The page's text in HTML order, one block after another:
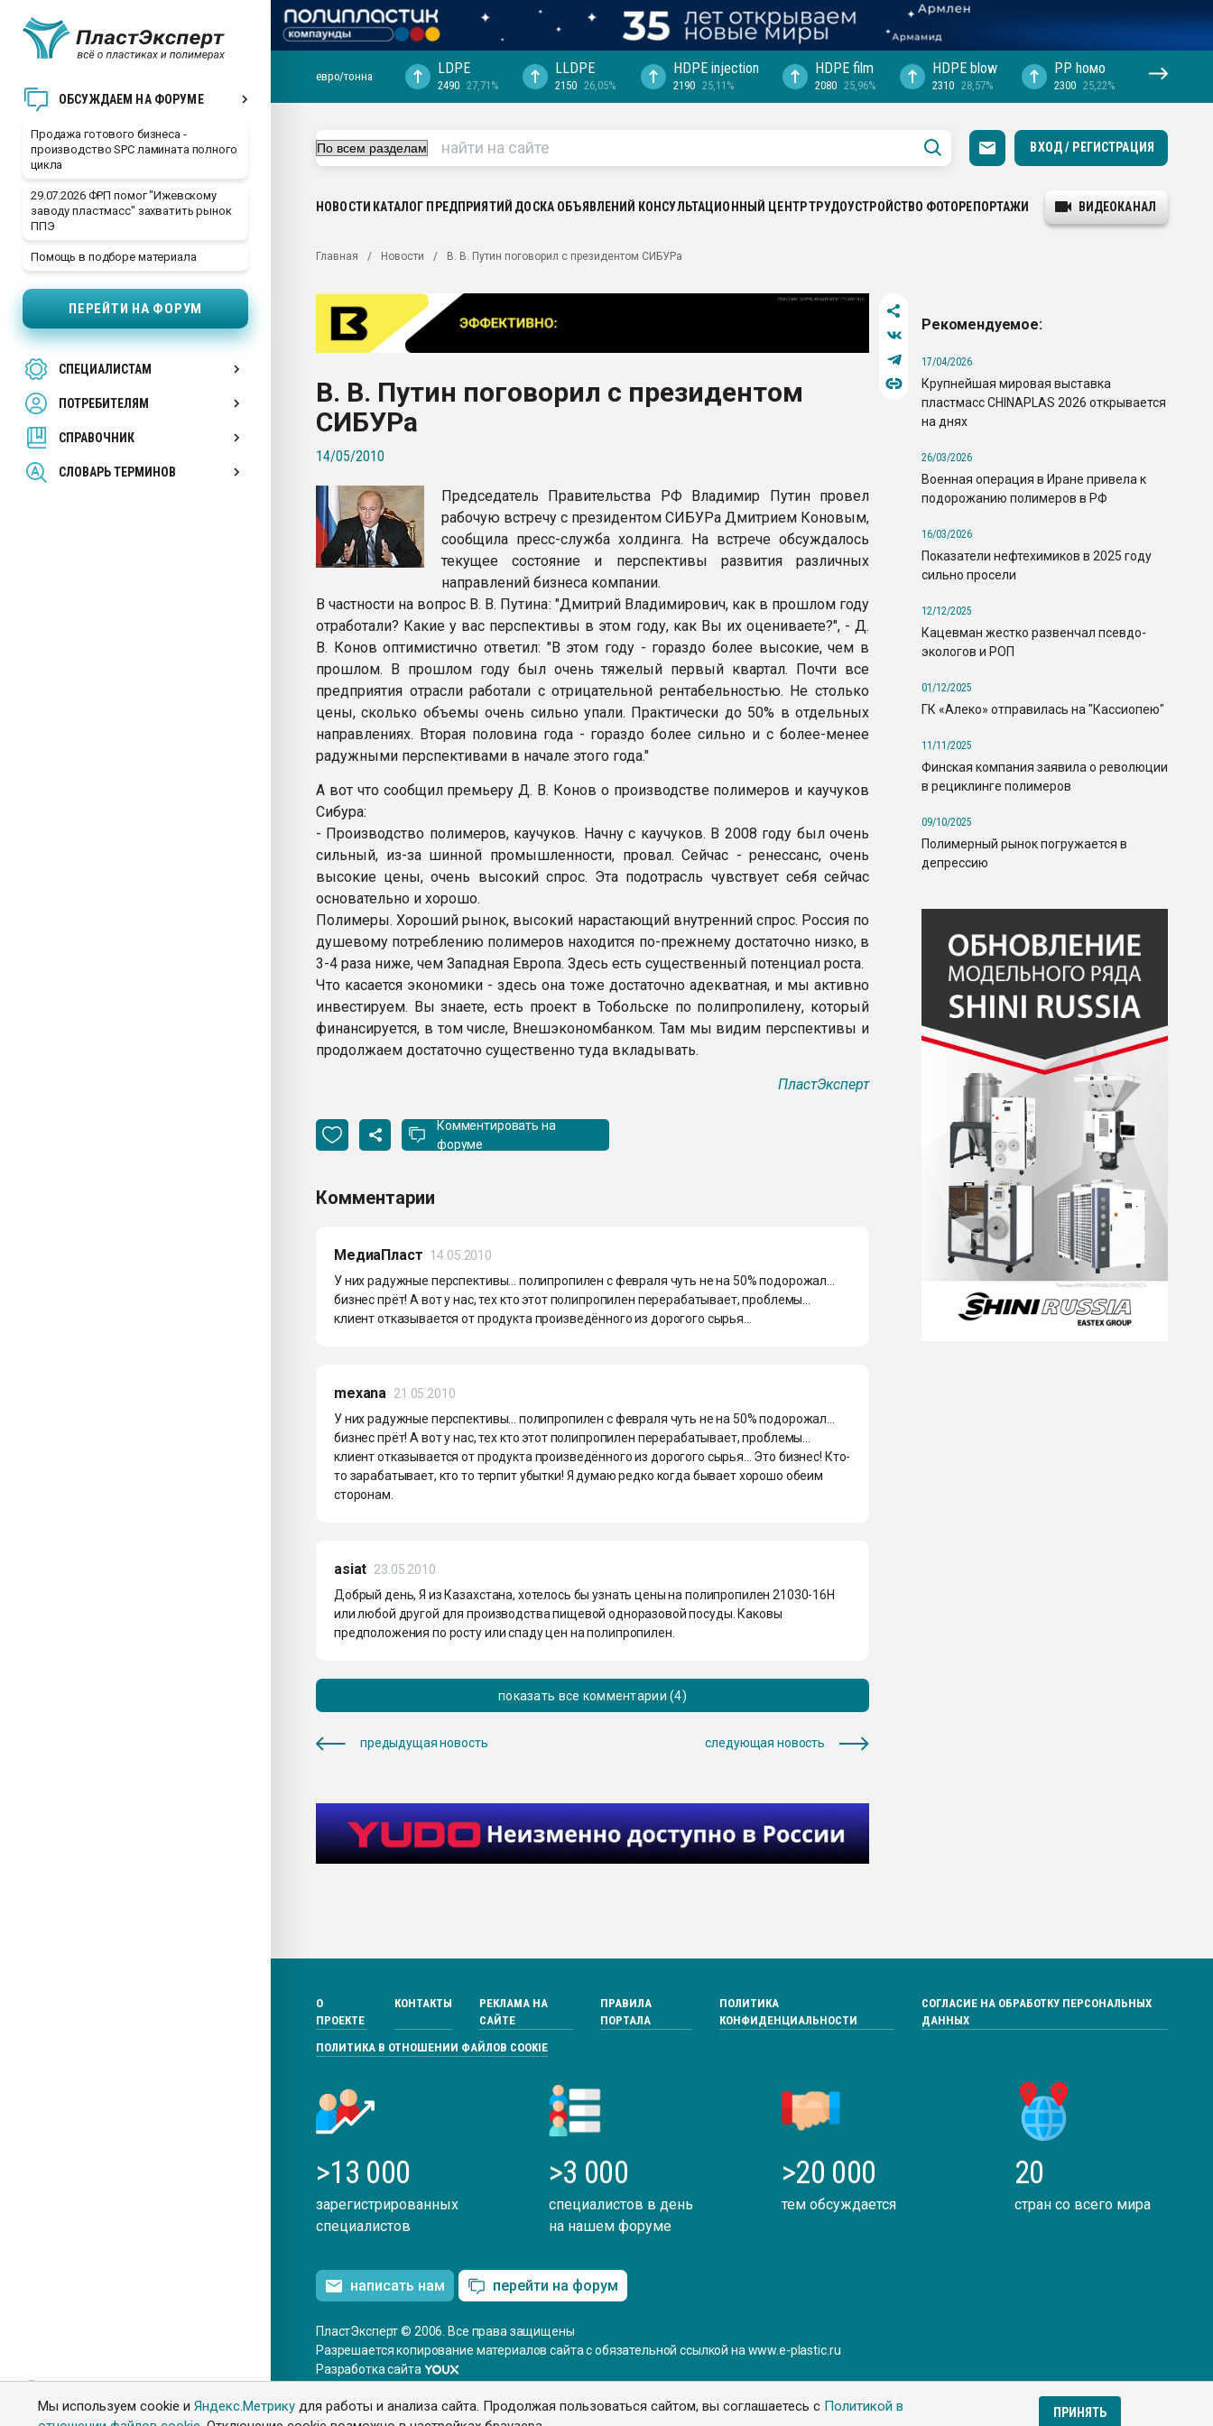
Мы используем cookie иЯндекс.Метрику для работы и анализа сайта. Продолжая пользоваться сайтом, вы соглашаетесь с Политикой в
ПРИНЯТЬ
ОБСУЖДАЕМ НА ФОРУМЕ
Продажа готового бизнеса -
производство SPC ламината полного
цикла
29.07.2026 ФРП помог "Ижевскому
заводу пластмасс" захватить рынок
ППЭ
Помощь в подборе материала
ПЕРЕЙТИ НА ФОРУМ
СПЕЦИАЛИСТАМ
ПОТРЕБИТЕЛЯМ
СПРАВОЧНИК
СЛОВАРЬ ТЕРМИНОВ
28.07.2026 "Технониколь" довольна
Всё, что касается выдува ПЭТ
Материал поверхности пуансона для
Продам отходы Композиция
поликарбоната и АБС-пластика
Armaloy PC/ABS-1IM черный цвет
Профильная литература. Продажа,
покупка, обмен
евро/тонна LDPE
2490 27,71%
LLDPE
2150 26,05%
HDPE injection
2190 25,11%
HDPE film
2080 25,96%
HDPE blow
2310 28,57%
PP hомо
2300 25,22%
ВХОД / РЕГИСТРАЦИЯ
НОВОСТИ КАТАЛОГ ПРЕДПРИЯТИЙ ДОСКА ОБЪЯВЛЕНИЙ КОНСУЛЬТАЦИОННЫЙ ЦЕНТРТРУДОУСТРОЙСТВО ФОТОРЕПОРТАЖИ ВИДЕОКАНАЛ
Главная Новости В. В. Путин поговорил с президентом СИБУРа
В. В. Путин поговорил с президентом
СИБУРа
14/05/2010
Председатель Правительства РФ Владимир Путин провел
рабочую встречу с президентом СИБУРа Дмитрием Коновым,
сообщила пресс-служба холдинга. На встрече обсуждалось
текущее состояние и перспективы развития различных
направлений бизнеса компании.
В частности на вопрос В. В. Путина: "Дмитрий Владимирович, как в прошлом году
отработали? Какие у вас перспективы в этом году, как Вы их оцениваете?", - Д.
В. Конов оптимистично ответил: "В этом году - гораздо более высокие, чем в
прошлом. В прошлом году был очень тяжелый первый квартал. Почти все
предприятия отрасли работали с отрицательной рентабельностью. Не столько
цены, сколько объемы очень сильно упали. Практически до 50% в отдельных
направлениях. Вторая половина года - гораздо более сильно и с более-менее
радужными перспективами в начале этого года."
А вот что сообщил премьеру Д. В. Конов о производстве полимеров и каучуков
Сибура:
- Производство полимеров, каучуков. Начну с каучуков. В 2008 году был очень
сильный, из-за шинной промышленности, провал. Сейчас - ренессанс, очень
высокие цены, очень высокий спрос. Эта подотрасль чувствует себя сейчас
основательно и хорошо.
Полимеры. Хороший рынок, высокий нарастающий внутренний спрос. Россия по
душевому потреблению полимеров находится по-прежнему достаточно низко, в
3-4 раза ниже, чем Западная Европа. Здесь есть существенный потенциал роста.
Что касается экономики - здесь она тоже достаточно адекватная, и мы активно
инвестируем. Вы знаете, есть проект в Тобольске по полипропилену, который
финансируется, в том числе, Внешэкономбанком. Там мы видим перспективы и
продолжаем достаточно существенно туда вкладывать.
ПластЭксперт
Комментировать на
форуме
Комментарии
МедиаПласт 14.05.2010
У них радужные перспективы... полипропилен с февраля чуть не на 50% подорожал...
бизнес прёт! А вот у нас, тех кто этот полипропилен перерабатывает, проблемы...
клиент отказывается от продукта произведённого из дорогого сырья...
mexana 21.05.2010
У них радужные перспективы... полипропилен с февраля чуть не на 50% подорожал...
бизнес прёт! А вот у нас, тех кто этот полипропилен перерабатывает, проблемы...
клиент отказывается от продукта произведённого из дорогого сырья... Это бизнес! Кто-
то зарабатывает, кто то терпит убытки! Я думаю редко когда бывает хорошо обеим
сторонам.
asiat 23.05.2010
Добрый день, Я из Казахстана, хотелось бы узнать цены на полипропилен 21030-16Н
или любой другой для производства пищевой одноразовой посуды. Каковы
предположения по росту или спаду цен на полипропилен.
показать все комментарии (4)
предыдущая новость следующая новость
Рекомендуемое:
17/04/2026
Крупнейшая мировая выставка
пластмасс CHINAPLAS 2026 открывается
на днях
26/03/2026
Военная операция в Иране привела к
подорожанию полимеров в РФ
16/03/2026
Показатели нефтехимиков в 2025 году
сильно просели
12/12/2025
Кацевман жестко развенчал псевдо-
экологов и РОП
01/12/2025
ГК «Алеко» отправилась на "Кассиопею"
11/11/2025
Финская компания заявила о революции
в рециклинге полимеров
09/10/2025
Полимерный рынок погружается в
депрессию
О
ПРОЕКТЕ
КОНТАКТЫ
РЕКЛАМА НА
САЙТЕ
ПРАВИЛА
ПОРТАЛА
ПОЛИТИКА
КОНФИДЕНЦИАЛЬНОСТИ
СОГЛАСИЕ НА ОБРАБОТКУ ПЕРСОНАЛЬНЫХ
ДАННЫХ
ПОЛИТИКА В ОТНОШЕНИИ ФАЙЛОВ COOKIE
>13 000
зарегистрированных
специалистов
>3 000
специалистов в день
на нашем форуме
>20 000
тем обсуждается
20
стран со всего мира
написать нам перейти на форум
ПластЭксперт © 2006. Все права защищены
Разрешается копирование материалов сайта с обязательной ссылкой на www.e-plastic.ru
Разработка сайта